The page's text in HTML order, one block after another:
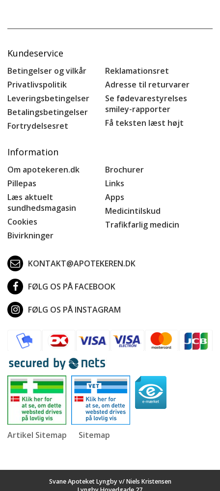
Kundeservice
Betingelser og vilkår
Privatlivspolitik
Leveringsbetingelser
Betalingsbetingelser
Fortrydelsesret
Reklamationsret
Adresse til returvarer
Se fødevarestyrelses
smiley-rapporter
Få teksten læst højt
Information
Om apotekeren.dk
Pillepas
Læs aktuelt
sundhedsmagasin
Cookies
Bivirkninger
Brochurer
Links
Apps
Medicintilskud
Trafikfarlig medicin
KONTAKT@APOTEKEREN.DK
FØLG OS PÅ FACEBOOK
FØLG OS PÅ INSTAGRAM
Artikel Sitemap Sitemap
Svane Apoteket Lyngby v/ Niels Kristensen